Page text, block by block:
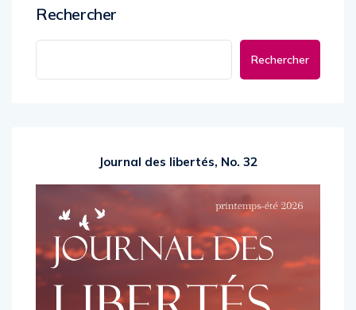
Rechercher
Rechercher
Journal des libertés, No. 32